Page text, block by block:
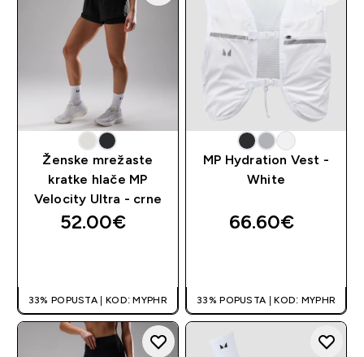
Ženske mrežaste
kratke hlače MP
Velocity Ultra - crne
52.00€‎
33% POPUSTA | KOD: MYPHR
MP Hydration Vest -
White
66.60€‎
33% POPUSTA | KOD: MYPHR